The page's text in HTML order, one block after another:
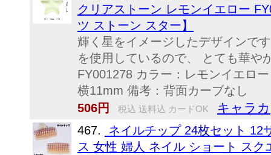
クリアストーン レモンイエロー
ツ ストーン スター】
輝く星をイメージしたデザインで
を使用しているので、 とても華や
FY001278 カラー：レモンイエロ
横11mm 備考：背面カーブなし
506円
税込 送料込 カードOK キャラカ
467.
ネイルチップ 24枚セット 12
ス 女性 婦人 ネイル ショート ス